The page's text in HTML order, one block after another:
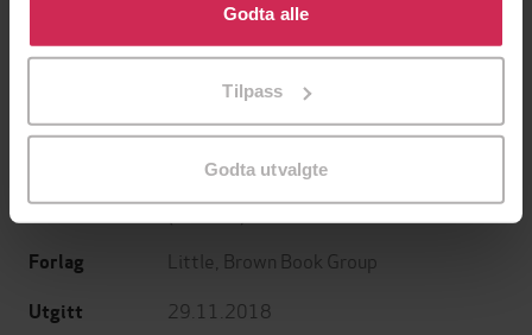
bruke cookies for alle disse formålene. Du kan også
tilpasse ditt samtykke til spesifikke formål ved å klikke
Godta alle
Tilpass
Godta utvalgte
Undertittel Regency Royal 12
M.C. Beaton(forfatter),
(innleser)
Forlag Little, Brown Book Group
Utgitt 29.11.2018